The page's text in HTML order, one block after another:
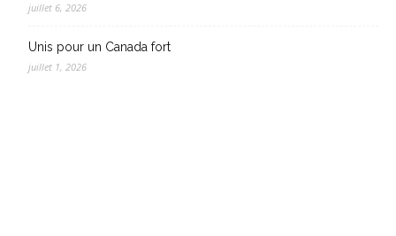
juillet 6, 2026
Unis pour un Canada fort
juillet 1, 2026